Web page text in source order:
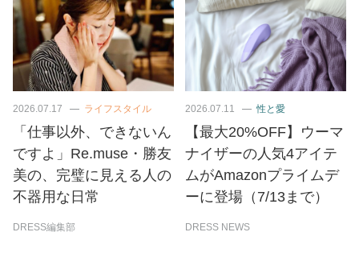
2026.07.17 ライフスタイル
「仕事以外、できないん
ですよ」Re.muse・勝友
美の、完璧に見える人の
不器用な日常
DRESS編集部
2026.07.11 性と愛
【最大20%OFF】ウーマ
ナイザーの人気4アイテ
ムがAmazonプライムデ
ーに登場（7/13まで）
DRESS NEWS